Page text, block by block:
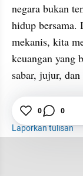
negara bukan
hidup bersama.
mekanis, kita
keuangan
sabar, jujur,
Keuangan
Laporkan tulisan
0 0